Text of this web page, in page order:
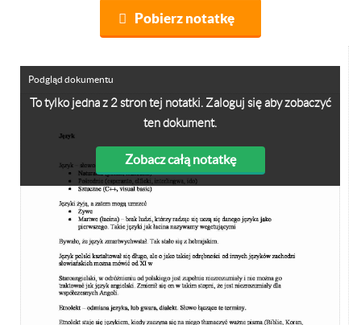
Pobierz notatkę
To tylko jedna z 2 stron tej notatki. Zaloguj się aby zobaczyć
ten dokument.
Zobacz całą notatkę
Podgląd dokumentu